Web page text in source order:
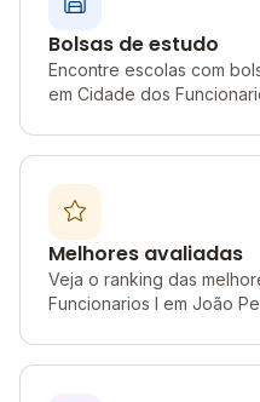
Bolsas de estudo
Encontre escolas com
em Cidade dos
Melhores avaliadas
Veja o ranking das
Funcionarios I em João